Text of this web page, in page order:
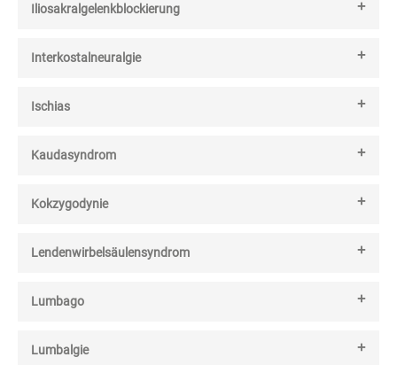
Iliosakralgelenkblockierung
Interkostalneuralgie
Ischias
Kaudasyndrom
Kokzygodynie
Lendenwirbelsäulensyndrom
Lumbago
Lumbalgie